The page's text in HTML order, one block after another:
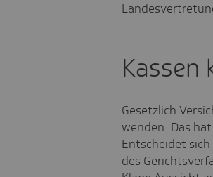
Gesetzlich
wenden. Das
Entscheidet sich
des